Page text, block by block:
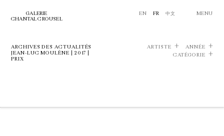
GALERIE
CHANTAL CROUSEL
EN FR 中文 MENU
ARCHIVES DES ACTUALITÉS
JEAN-LUC MOULÈNE | 2017 |
PRIX
ARTISTE
ANNÉE
CATÉGORIE